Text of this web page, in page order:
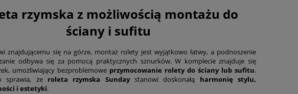
rzymska z możliwością montażu do
ściany i sufitu
znajdującemu się na górze, montaż rolety jest wyjątkowo łatwy, a podnoszenie
odbywa się za pomocą praktycznych sznurków. W komplecie znajduje się
umożliwiający bezproblemowe przymocowanie rolety do ściany lub sufitu.
sprawia, że roleta rzymska Sundaystanowi doskonałą harmonię stylu,
i estetyki.